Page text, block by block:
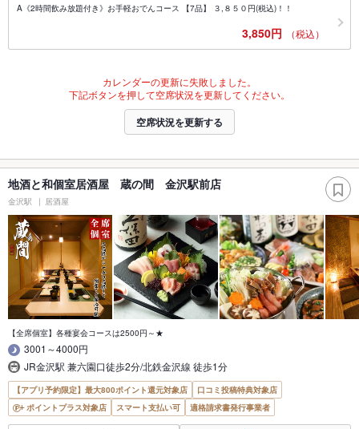
A《2時間飲み放題付き》お手軽おでんコース 【7品】 ３,８５０円(税込)！！
3,850円 （税込）
カレンダーの更新に失敗しました。
下記ボタンを押して空席状況を更新してください。
空席状況を更新する
地酒と和個室居酒屋 蔵の間 金沢駅前店
金沢駅 居酒屋
【全席個室】各種宴会コースは2500円～★
3001～4000円
JR金沢駅 兼六園口徒歩2分/北鉄金沢線 徒歩1分
【アプリ予約限定】最大800ポイント還元対象店
口コミ投稿特典対象店
ポイントプラス対象店
スマート支払い可 適格請求書発行事業者